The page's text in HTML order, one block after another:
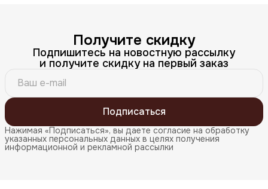
Получите скидку
Подпишитесь на новостную рассылку
и получите скидку на первый заказ
Подписаться
Нажимая «Подписаться», вы даете согласие на обработку
указанных персональных данных в целях получения
информационной и рекламной рассылки